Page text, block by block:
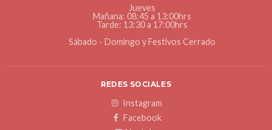
Jueves
Mañana: 08:45 a 13:00hrs
Tarde: 13:30 a 17:00hrs
Sábado - Domingo y Festivos Cerrado
REDES SOCIALES
Instagram
Facebook